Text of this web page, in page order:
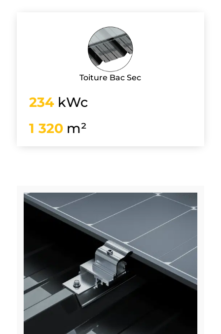
Toiture Bac Sec
234 kWc
1 320 m²